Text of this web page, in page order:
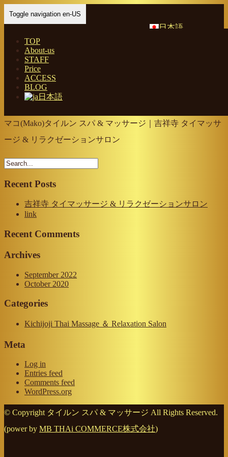
日本語
Toggle navigation en-US
TOP
About-us
STAFF
Price
ACCESS
BLOG
日本語
Home -マコ(…
マコ(Mako)タイルン スパ & マッサージ｜吉祥寺 タイマッサ
ージ & リラクゼーションサロン
Recent Posts
吉祥寺 タイマッサージ & リラクゼーションサロン
link
Recent Comments
Archives
September 2022
October 2020
Categories
Kichijoji Thai Massage ＆ Relaxation Salon
Meta
Log in
Entries feed
Comments feed
WordPress.org
© Copyright タイルン スパ & マッサージ All Rights Reserved.
(power by MB THAi COMMERCE株式会社)